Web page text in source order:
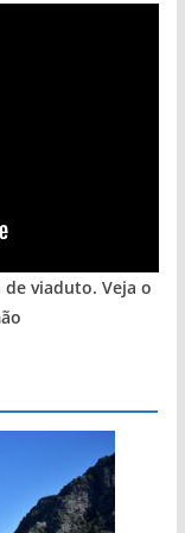
de viaduto. Veja o